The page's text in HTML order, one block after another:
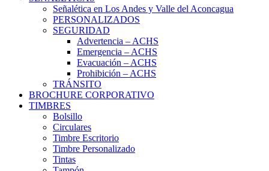
Señalética en Los Andes y Valle del Aconcagua
PERSONALIZADOS
SEGURIDAD
Advertencia – ACHS
Emergencia – ACHS
Evacuación – ACHS
Prohibición – ACHS
TRÁNSITO
BROCHURE CORPORATIVO
TIMBRES
Bolsillo
Circulares
Timbre Escritorio
Timbre Personalizado
Tintas